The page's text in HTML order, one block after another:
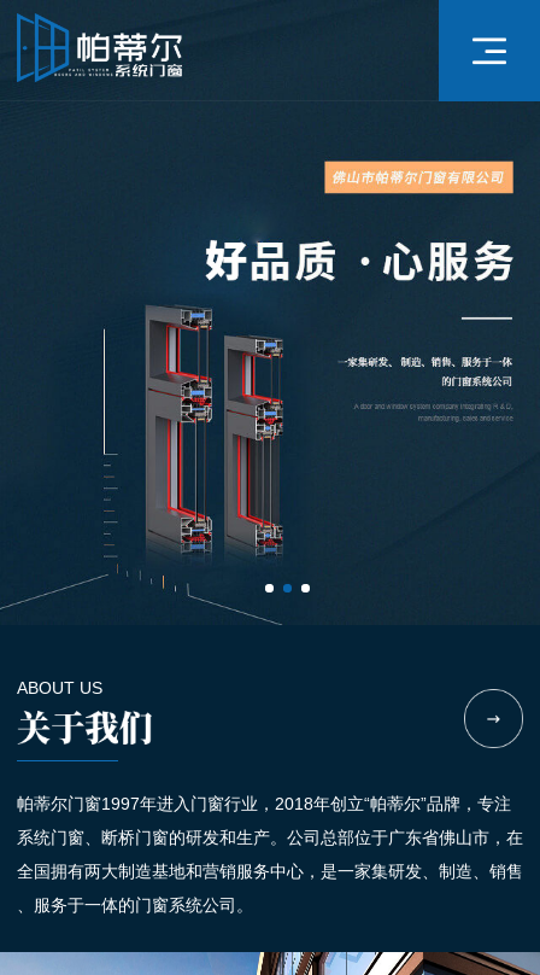
ABOUT US
帕蒂尔门窗1997年进入门窗行业，2018年创立“帕蒂尔”品牌，专注
系统门窗、断桥门窗的研发和生产。公司总部位于广东省佛山市，在
全国拥有两大制造基地和营销服务中心，是一家集研发、制造、销售
、服务于一体的门窗系统公司。